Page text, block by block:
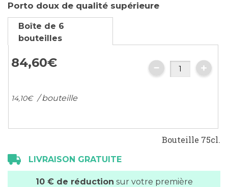
to
the
beginning
of
the
images
Porto doux de qualité supérieure
Boîte de 6
bouteilles
84,60€
14,10€ / bouteille
Bouteille 75cl.
LIVRAISON GRATUITE
10 € de réduction sur votre première